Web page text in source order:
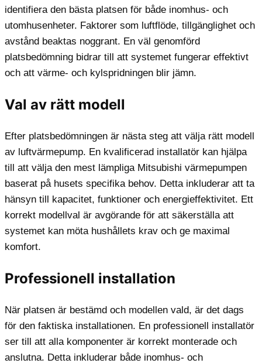
identifiera den bästa platsen för både inomhus- och
utomhusenheter. Faktorer som luftflöde, tillgänglighet och
avstånd beaktas noggrant. En väl genomförd
platsbedömning bidrar till att systemet fungerar effektivt
och att värme- och kylspridningen blir jämn.
Val av rätt modell
Efter platsbedömningen är nästa steg att välja rätt modell
av luftvärmepump. En kvalificerad installatör kan hjälpa
till att välja den mest lämpliga Mitsubishi värmepumpen
baserat på husets specifika behov. Detta inkluderar att ta
hänsyn till kapacitet, funktioner och energieffektivitet. Ett
korrekt modellval är avgörande för att säkerställa att
systemet kan möta hushållets krav och ge maximal
komfort.
Professionell installation
När platsen är bestämd och modellen vald, är det dags
för den faktiska installationen. En professionell installatör
ser till att alla komponenter är korrekt monterade och
anslutna. Detta inkluderar både inomhus- och